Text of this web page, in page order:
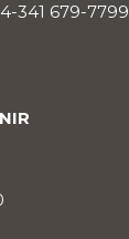
341 679-7799